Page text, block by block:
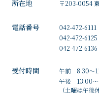
所在地 〒203-0054
電話番号 042-472-6111
042-472-6125
042-472-6136
受付時間
午前 8:30～
午後 13:00～
（土曜は午後